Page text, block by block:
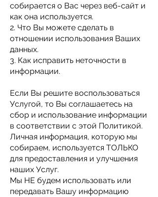
собирается о Вас через веб-сайт и
как она используется.
2. Что Вы можете сделать в
отношении использования Ваших
данных.
3. Как исправить неточности в
информации.
Если Вы решите воспользоваться
Услугой, то Вы соглашаетесь на
сбор и использование информации
в соответствии с этой Политикой.
Личная информация, которую мы
собираем, используется ТОЛЬКО
для предоставления и улучшения
наших Услуг.
Мы НЕ будем использовать или
передавать Вашу информацию